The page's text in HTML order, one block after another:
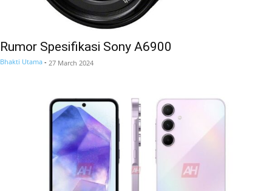
Rumor Spesifikasi Sony A6900
Bhakti Utama - 27 March 2024